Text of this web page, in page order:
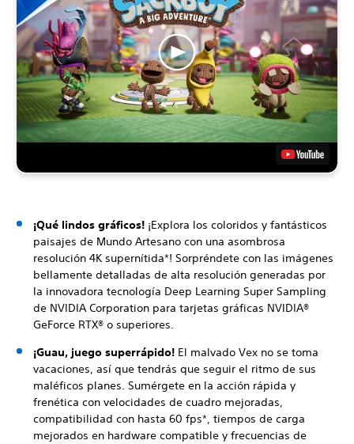
¡Qué lindos gráficos! ¡Explora los coloridos y fantásticos
paisajes de Mundo Artesano con una asombrosa
resolución 4K supernítida*! Sorpréndete con las imágenes
bellamente detalladas de alta resolución generadas por
la innovadora tecnología Deep Learning Super Sampling
de NVIDIA Corporation para tarjetas gráficas NVIDIA®
GeForce RTX® o superiores.
¡Guau, juego superrápido! El malvado Vex no se toma
vacaciones, así que tendrás que seguir el ritmo de sus
maléficos planes. Sumérgete en la acción rápida y
frenética con velocidades de cuadro mejoradas,
compatibilidad con hasta 60 fps*, tiempos de carga
mejorados en hardware compatible y frecuencias de